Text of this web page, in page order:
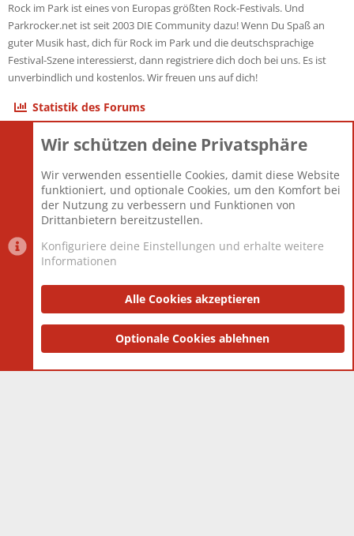
Rock im Park ist eines von Europas größten Rock-Festivals. Und
Parkrocker.net ist seit 2003 DIE Community dazu! Wenn Du Spaß an
guter Musik hast, dich für Rock im Park und die deutschsprachige
Festival-Szene interessierst, dann registriere dich doch bei uns. Es ist
unverbindlich und kostenlos. Wir freuen uns auf dich!
Statistik des Forums
Themen
Mitglieder
12.427
Neuestes Mitglied
Berlin
Datenschutzerklärung Impressum
Community platform by XenForo® © 2010-2025 XenForo Ltd.
and add-ons by ThemeHouse
Wir schützen deine Privatsphäre
Wir verwenden essentielle Cookies, damit diese Website
funktioniert, und optionale Cookies, um den Komfort bei
der Nutzung zu verbessern und Funktionen von
Drittanbietern bereitzustellen.
Konfiguriere deine Einstellungen und erhalte weitere
Informationen
Alle Cookies akzeptieren
Optionale Cookies ablehnen